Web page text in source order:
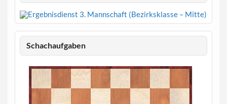
Schachaufgaben